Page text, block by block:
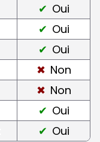
Oui
Oui
Oui
Non
Non
Oui
Oui